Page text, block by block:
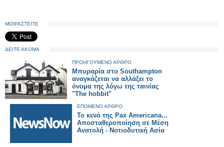
ΜΟΙΡΑΣΤΕΙΤΕ
ΔΕΙΤΕ ΑΚΟΜΑ
ΠΡΟΗΓΟΥΜΕΝΟ ΑΡΘΡΟ
Mπυραρία στο Southampton
αναγκάζεται να αλλάξει το
όνομα της λόγω της ταινίας
"The hobbit"
ΕΠΟΜΕΝΟ ΑΡΘΡΟ
Το κενό της Pax Americana...
Αποσταθεροποίηση σε Μέση
Ανατολή - Νοτιοδυτική Ασία